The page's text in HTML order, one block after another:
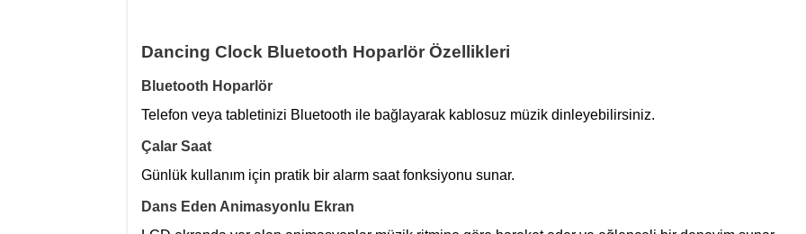
Dancing Clock Bluetooth Hoparlör Özellikleri
Bluetooth Hoparlör
Telefon veya tabletinizi Bluetooth ile bağlayarak kablosuz müzik dinleyebilirsiniz.
Çalar Saat
Günlük kullanım için pratik bir alarm saat fonksiyonu sunar.
Dans Eden Animasyonlu Ekran